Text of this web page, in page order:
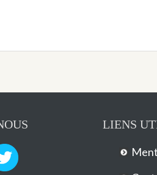
LIENS